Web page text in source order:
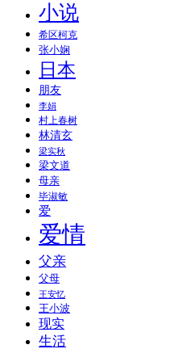
小说
希区柯克
张小娴
日本
朋友
李娟
村上春树
林清玄
梁实秋
梁文道
母亲
毕淑敏
爱
爱情
父亲
父母
王安忆
王小波
现实
生活